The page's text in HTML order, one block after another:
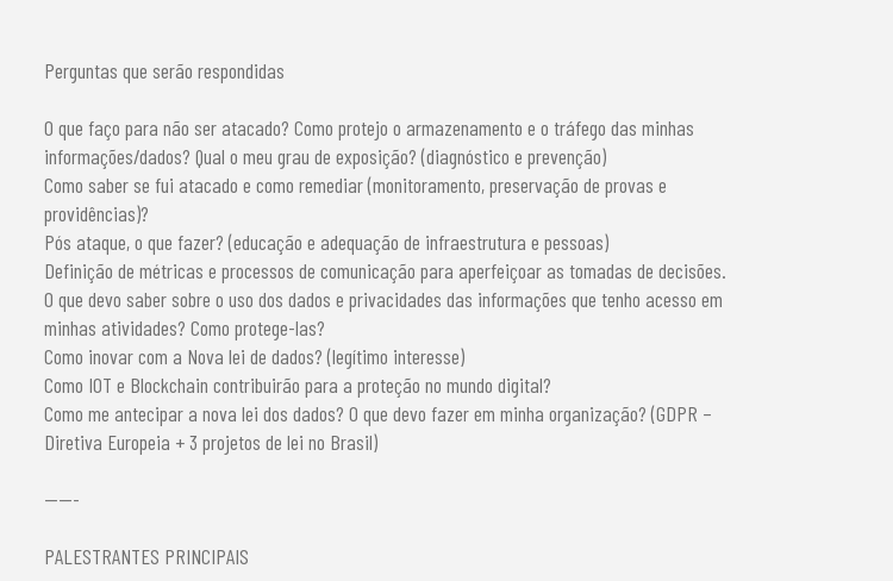
Perguntas que serão respondidas
O que faço para não ser atacado? Como protejo o armazenamento e o tráfego das minhas
informações/dados? Qual o meu grau de exposição? (diagnóstico e prevenção)
Como saber se fui atacado e como remediar (monitoramento, preservação de provas e
providências)?
Pós ataque, o que fazer? (educação e adequação de infraestrutura e pessoas)
Definição de métricas e processos de comunicação para aperfeiçoar as tomadas de decisões.
O que devo saber sobre o uso dos dados e privacidades das informações que tenho acesso em
minhas atividades? Como protege-las?
Como inovar com a Nova lei de dados? (legítimo interesse)
Como IOT e Blockchain contribuirão para a proteção no mundo digital?
Como me antecipar a nova lei dos dados? O que devo fazer em minha organização? (GDPR –
Diretiva Europeia + 3 projetos de lei no Brasil)
-----
PALESTRANTES PRINCIPAIS